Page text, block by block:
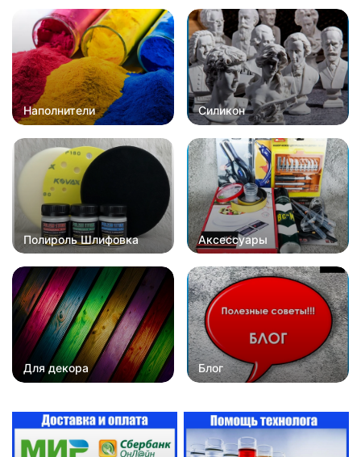
Наполнители Силикон
Полироль Шлифовка Аксессуары
Для декора Блог